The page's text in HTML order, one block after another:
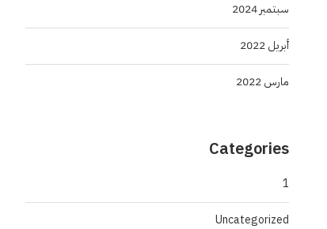
سبتمبر 2024
أبريل 2022
مارس 2022
Categories
1
Uncategorized